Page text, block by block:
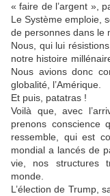
« faire de l’argent »,
Le Système emploie,
de personnes dans le
Nous, qui lui
notre histoire
Nous avions donc
globalité, l’Amérique.
Et puis, patatras !
Voilà que, avec
prenons conscience
ressemble, qui est
mondial a lancés de
vie, nos structures
monde.
L’élection de Trump,